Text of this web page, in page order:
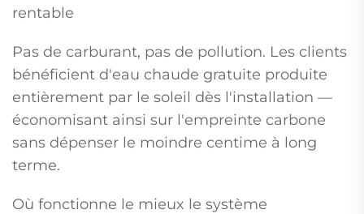
rentable
Pas de carburant, pas de pollution. Les clients
bénéficient d'eau chaude gratuite produite
entièrement par le soleil dès l'installation —
économisant ainsi sur l'empreinte carbone
sans dépenser le moindre centime à long
terme.
Où fonctionne le mieux le système